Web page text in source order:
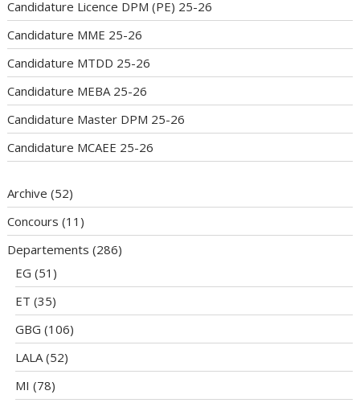
Candidature Licence DPM (PE) 25-26
Candidature MME 25-26
Candidature MTDD 25-26
Candidature MEBA 25-26
Candidature Master DPM 25-26
Candidature MCAEE 25-26
Archive (52)
Concours (11)
Departements (286)
EG (51)
ET (35)
GBG (106)
LALA(52)
MI (78)